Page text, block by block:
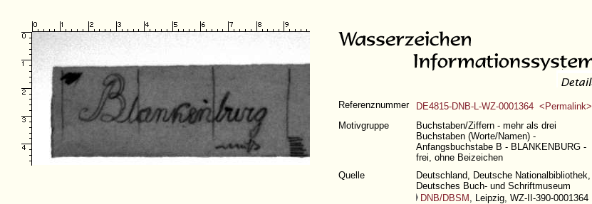
Referenznummer
DE4815-DNB-L-WZ-0001364 <Permalink>
Motivgruppe
Buchstaben/Ziffern - mehr als drei
Buchstaben (Worte/Namen) -
Anfangsbuchstabe B - BLANKENBURG -
frei, ohne Beizeichen
Quelle
Deutschland, Deutsche Nationalbibliothek,
Deutsches Buch- und Schriftmuseum
DNB/DBSM , Leipzig, WZ-II-390-0001364